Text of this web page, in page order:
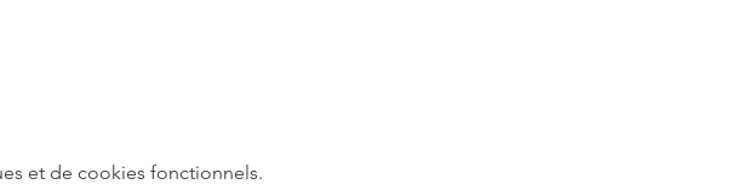
et de cookies fonctionnels.